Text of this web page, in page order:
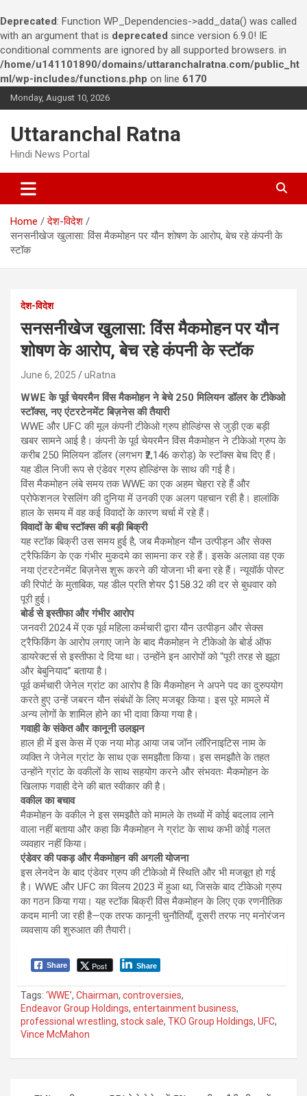
Deprecated: Function WP_Dependencies->add_data() was called
with an argument that is deprecated since version 6.9.0! IE
conditional comments are ignored by all supported browsers. in
/home/u141101890/domains/uttaranchalratna.com/public_ht
ml/wp-includes/functions.php on line 6170
k
n
t
Monday, August 10, 2026
Uttaranchal Ratna
Hindi News Portal
Home
देश-विदेश
सनसनीखेज खुलासा: विंस मैकमोहन पर यौन शोषण के आरोप, बेच रहे कंपनी के
स्टॉक
देश-विदेश
सनसनीखेज खुलासा: विंस मैकमोहन पर यौन
शोषण के आरोप, बेच रहे कंपनी के स्टॉक
June 6, 2025 uRatna
WWE के पूर्व चेयरमैन विंस मैकमोहन ने बेचे 250 मिलियन डॉलर के टीकेओ
स्टॉक्स, नए एंटरटेनमेंट बिज़नेस की तैयारी
WWE और UFC की मूल कंपनी टीकेओ ग्रुप होल्डिंग्स से जुड़ी एक बड़ी
खबर सामने आई है। कंपनी के पूर्व चेयरमैन विंस मैकमोहन ने टीकेओ ग्रुप के
करीब 250 मिलियन डॉलर (लगभग ₹2,146 करोड़) के स्टॉक्स बेच दिए हैं।
यह डील निजी रूप से एंडेवर ग्रुप होल्डिंग्स के साथ की गई है।
विंस मैकमोहन लंबे समय तक WWE का एक अहम चेहरा रहे हैं और
प्रोफेशनल रेसलिंग की दुनिया में उनकी एक अलग पहचान रही है। हालांकि
हाल के समय में वह कई विवादों के कारण चर्चा में रहे हैं।
विवादों के बीच स्टॉक्स की बड़ी बिक्री
यह स्टॉक बिक्री उस समय हुई है, जब मैकमोहन यौन उत्पीड़न और सेक्स
ट्रैफिकिंग के एक गंभीर मुकदमे का सामना कर रहे हैं। इसके अलावा वह एक
नया एंटरटेनमेंट बिज़नेस शुरू करने की योजना भी बना रहे हैं। न्यूयॉर्क पोस्ट
की रिपोर्ट के मुताबिक, यह डील प्रति शेयर $158.32 की दर से बुधवार को
पूरी हुई।
बोर्ड से इस्तीफा और गंभीर आरोप
जनवरी 2024 में एक पूर्व महिला कर्मचारी द्वारा यौन उत्पीड़न और सेक्स
ट्रैफिकिंग के आरोप लगाए जाने के बाद मैकमोहन ने टीकेओ के बोर्ड ऑफ
डायरेक्टर्स से इस्तीफा दे दिया था। उन्होंने इन आरोपों को “पूरी तरह से झूठा
और बेबुनियाद” बताया है।
पूर्व कर्मचारी जेनेल ग्रांट का आरोप है कि मैकमोहन ने अपने पद का दुरुपयोग
करते हुए उन्हें जबरन यौन संबंधों के लिए मजबूर किया। इस पूरे मामले में
अन्य लोगों के शामिल होने का भी दावा किया गया है।
गवाही के संकेत और कानूनी उलझन
हाल ही में इस केस में एक नया मोड़ आया जब जॉन लॉरिनाइटिस नाम के
व्यक्ति ने जेनेल ग्रांट के साथ एक समझौता किया। इस समझौते के तहत
उन्होंने ग्रांट के वकीलों के साथ सहयोग करने और संभवतः मैकमोहन के
खिलाफ गवाही देने की बात स्वीकार की है।
वकील का बचाव
मैकमोहन के वकील ने इस समझौते को मामले के तथ्यों में कोई बदलाव लाने
वाला नहीं बताया और कहा कि मैकमोहन ने ग्रांट के साथ कभी कोई गलत
व्यवहार नहीं किया।
एंडेवर की पकड़ और मैकमोहन की अगली योजना
इस लेनदेन के बाद एंडेवर ग्रुप की टीकेओ में स्थिति और भी मजबूत हो गई
है। WWE और UFC का विलय 2023 में हुआ था, जिसके बाद टीकेओ ग्रुप
का गठन किया गया। यह स्टॉक बिक्री विंस मैकमोहन के लिए एक रणनीतिक
कदम मानी जा रही है—एक तरफ कानूनी चुनौतियाँ, दूसरी तरफ नए मनोरंजन
व्यवसाय की शुरुआत की तैयारी।
Share Post Share
Tags: ‘WWE’, Chairman, controversies,
Endeavor Group Holdings, entertainment business,
professional wrestling, stock sale, TKO Group Holdings, UFC,
Vince McMahon